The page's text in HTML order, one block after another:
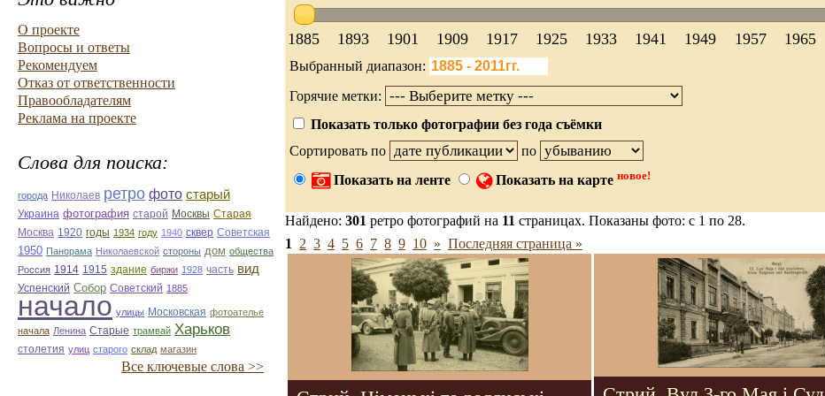
О проекте
Вопросы и ответы
Рекомендуем
Отказ от ответственности
Правообладателям
Реклама на проекте
Слова для поиска:
города Николаев ретро фото старый
Украина фотография старой Москвы Старая
Москва 1920 годы 1934 году 1940 сквер Советская
1950 Панорама Николаевской стороны дом общества
Россия 1914 1915 здание биржи 1928 часть вид
Успенский Собор Советский 1885
начало улицы Московская фотоателье
начала Ленина Старые трамвай Харьков
столетия улиц старого склад магазин
Все ключевые слова >>
1885 1893 1901 1909 1917 1925 1933 1941 1949 1957 1965
Выбранный диапазон:
Горячие метки:
Показать только фотографии без года съёмки
Сортировать по
по
Показать на ленте
Показать на карте новое!
Найдено: 301 ретро фотографий на 11 страницах. Показаны фото: с 1 по 28.
1
2 3 4 5 6 7 8 9 10 » Последняя страница »